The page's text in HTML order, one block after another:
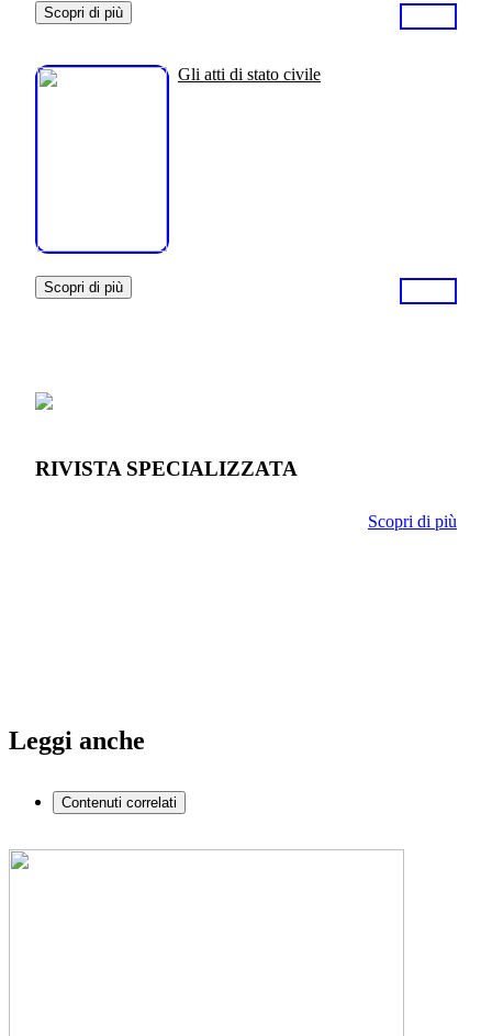
Scopri di più
Gli atti di stato civile
Scopri di più
RIVISTA SPECIALIZZATA
Scopri di più
Leggi anche
Contenuti correlati